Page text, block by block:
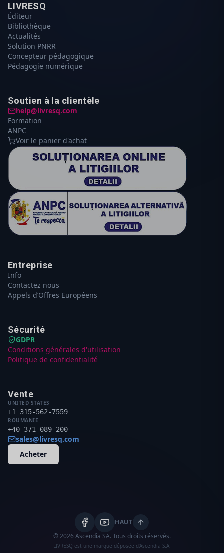
LIVRESQ
Éditeur
Bibliothèque
Actualités
Solution PNRR
Concepteur pédagogique
Pédagogie numérique
Soutien à la clientèle
help@livresq.com
Formation
ANPC
Voir le panier d'achat
Entreprise
Info
Contactez nous
Appels d’Offres Européens
Sécurité
GDPR
Conditions générales d'utilisation
Politique de confidentialité
Vente
UNITED STATES
+1 315-562-7559
ROUMANIE
+40 371-089-200
sales@livresq.com
Acheter
HAUT
© 2026 Ascendia SA. Tous droits réservés.
LIVRESQ est une marque déposée d’Ascendia S.A.